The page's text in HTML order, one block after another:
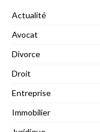
Actualité
Avocat
Divorce
Droit
Entreprise
Immobilier